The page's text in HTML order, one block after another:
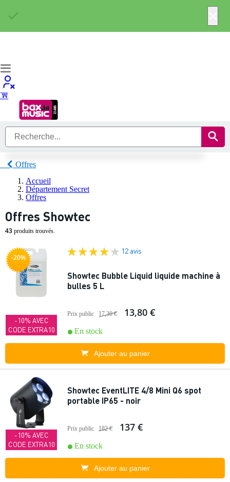
Offres
Accueil
Département Secret
Offres
Offres Showtec
43 produits trouvés.
-20%
-10% AVEC
CODE EXTRA10
12 avis
Showtec Bubble Liquid liquide machine à
bulles 5 L
Prix public 17,30 € 13,80 €
En stock
Ajouter au panier
-10% AVEC
CODE EXTRA10
Showtec EventLITE 4/8 Mini Q6 spot
portable IP65 - noir
Prix public 182 € 137 €
En stock
Ajouter au panier